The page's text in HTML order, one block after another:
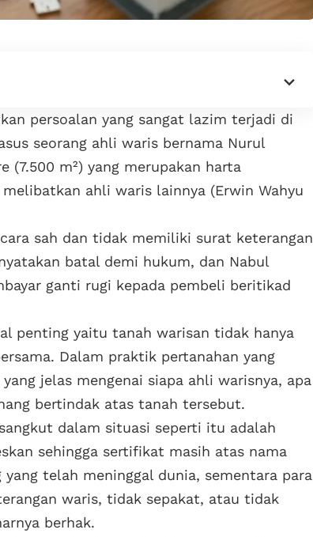
persoalan yang sangat lazim terjadi di
seorang ahli waris bernama Nurul
(7.500 m²) yang merupakan harta
ahli waris lainnya (Erwin Wahyu
sah dan tidak memiliki surat keterangan
batal demi hukum, dan Nabul
ganti rugi kepada pembeli beritikad
penting yaitu tanah warisan tidak hanya
Dalam praktik pertanahan yang
jelas mengenai siapa ahli warisnya, apa
bertindak atas tanah tersebut.
dalam situasi seperti itu adalah
sehingga sertifikat masih atas nama
telah meninggal dunia, sementara para
waris, tidak sepakat, atau tidak
berhak.